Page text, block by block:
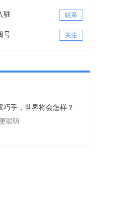
驻 联系
号 关注
巧手，世界将会怎样？
聪明